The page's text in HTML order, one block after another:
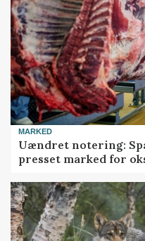
MARKED
Uændret notering:
presset marked for